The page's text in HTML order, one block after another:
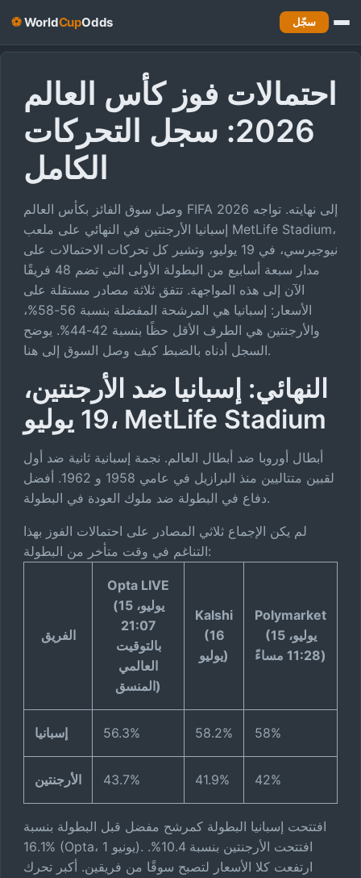
⚽WorldCupOdds سجّل
احتمالات
الفائز
كأس العالم 2026
احتمالات الفائز
من سيرفع الكأس؟ قارن أحدث
احتمالات الفائز المطلق.
عرض احتمالات المفضلين
عرض احتمالات خروج المغلوب
الفائز
المطلق
ضع
كأس
TEAM IMPLIED CHANCE
France
Spain 18.70% ~flat
احتمالات فوز كأس العالم
2026: سجل التحركات
الكامل
وصل سوق الفائز بكأس العالم FIFA 2026 إلى نهايته. تواجه
إسبانيا الأرجنتين في النهائي على ملعب MetLife Stadium،
نيوجيرسي، في 19 يوليو، وتشير كل تحركات الاحتمالات على
مدار سبعة أسابيع من البطولة الأولى التي تضم 48 فريقًا
الآن إلى هذه المواجهة. تتفق ثلاثة مصادر مستقلة على
الأسعار: إسبانيا هي المرشحة المفضلة بنسبة 56-58%،
والأرجنتين هي الطرف الأقل حظًا بنسبة 42-44%. يوضح
السجل أدناه بالضبط كيف وصل السوق إلى هنا.
النهائي: إسبانيا ضد الأرجنتين،
19 يوليو، MetLife Stadium
أبطال أوروبا ضد أبطال العالم. نجمة إسبانية ثانية ضد أول
لقبين متتاليين منذ البرازيل في عامي 1958 و 1962. أفضل
دفاع في البطولة ضد ملوك العودة في البطولة.
لم يكن الإجماع ثلاثي المصادر على احتمالات الفوز بهذا
التناغم في وقت متأخر من البطولة:
الفريق
Opta LIVE
(15 يوليو،
21:07
بالتوقيت
العالمي
المنسق)
Kalshi
(16
يوليو)
Polymarket
(15 يوليو،
11:28 مساءً)
إسبانيا 56.3% 58.2% 58%
الأرجنتين 43.7% 41.9% 42%
افتتحت إسبانيا البطولة كمرشح مفضل قبل البطولة بنسبة
16.1% (Opta، 1 يونيو). افتتحت الأرجنتين بنسبة 10.4%.
ارتفعت كلا الأسعار لتصبح سوقًا من فريقين. أكبر تحرك